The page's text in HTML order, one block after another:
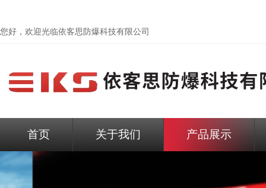
您好，欢迎光临依客思防爆科技有限公司
首页 关于我们 产品展示